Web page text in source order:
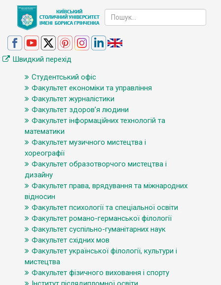
Швидкий перехід
Студентський офіс
Факультет економіки та управління
Факультет журналістики
Факультет здоров’я людини
Факультет інформаційних технологій та
математики
Факультет музичного мистецтва і
хореографії
Факультет образотворчого мистецтва і
дизайну
Факультет права, врядування та міжнародних
відносин
Факультет психології та спеціальної освіти
Факультет романо-германської філології
Факультет суспільно-гуманітарних наук
Факультет східних мов
Факультет української філології, культури і
мистецтва
Факультет фізичного виховання і спорту